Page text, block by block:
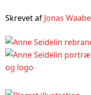
Skrevet af Jonas